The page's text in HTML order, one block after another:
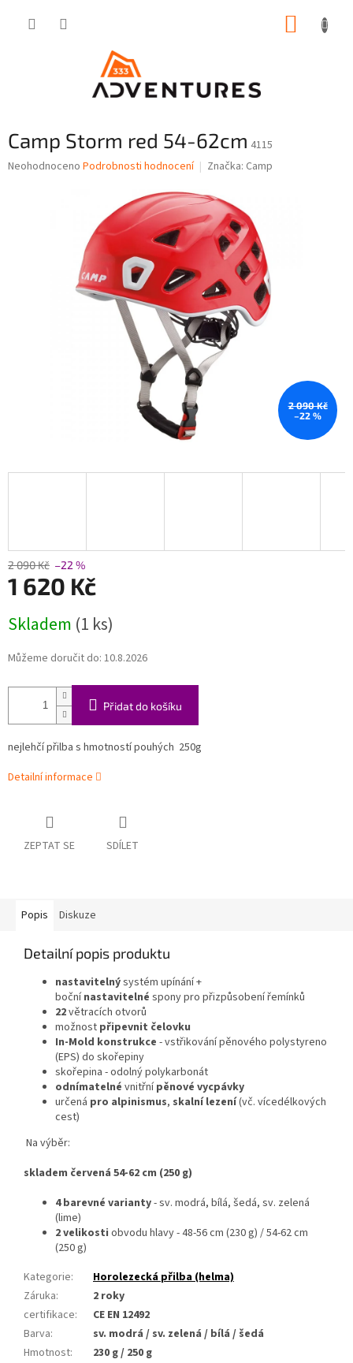
Camp Storm red 54-62cm 4115
Průměrné
Neohodnoceno Podrobnosti hodnocení Značka: Camp
2 090 Kč
–22 %
2 090 Kč –22 %
1 620 Kč
cena:
Skladem (1 ks)
Můžeme doručit do: 10.8.2026
Přidat do košíku
nejlehčí přilba s hmotností pouhých 250g
Detailní informace
ZEPTAT SE SDÍLET
Popis Diskuze
Detailní popis produktu
nastavitelnýsystém upínání +
bočnínastavitelné spony pro přizpůsobení řemínků
22větracích otvorů
možnost připevnit čelovku
In-Mold konstrukce - vstřikování pěnového polystyreno
(EPS) do skořepiny
skořepina - odolný polykarbonát
odnímatelné vnitřnípěnové vycpávky
určená pro alpinismus, skalní lezení(vč. vícedélkových
cest)
Na výběr:
skladem červená 54-62 cm (250 g)
4 barevné varianty- sv. modrá, bílá, šedá, sv. zelená
(lime)
2 velikosti obvodu hlavy - 48-56 cm (230 g) / 54-62 cm
(250 g)
Kategorie:
Horolezecká přilba (helma)
Záruka:
2 roky
certifikace:
CE EN 12492
Barva:
sv. modrá / sv. zelená / bílá / šedá
Hmotnost:
230 g / 250 g